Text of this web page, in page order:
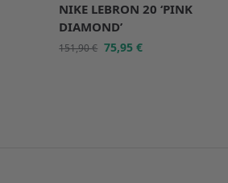
NIKE LEBRON 20 ‘PINK
DIAMOND’
151,90€ 75,95€